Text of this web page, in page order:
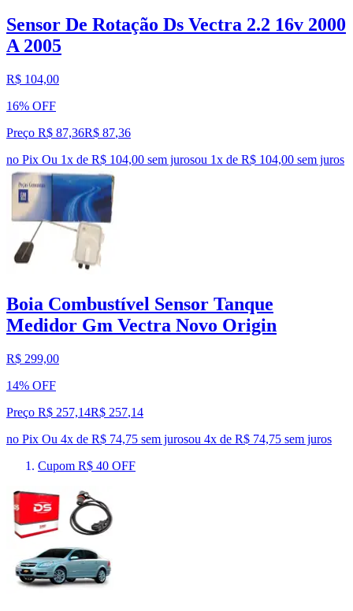
Sensor De Rotação Ds Vectra 2.2 16v 2000
A 2005
R$ 104,00
16% OFF
Preço R$ 87,36R$ 87,36
no Pix Ou 1x de R$ 104,00 sem jurosou 1x de R$ 104,00 sem juros
Boia Combustível Sensor Tanque
Medidor Gm Vectra Novo Origin
R$ 299,00
14% OFF
Preço R$ 257,14R$ 257,14
no Pix Ou 4x de R$ 74,75 sem jurosou 4x de R$ 74,75 sem juros
Cupom R$ 40 OFF